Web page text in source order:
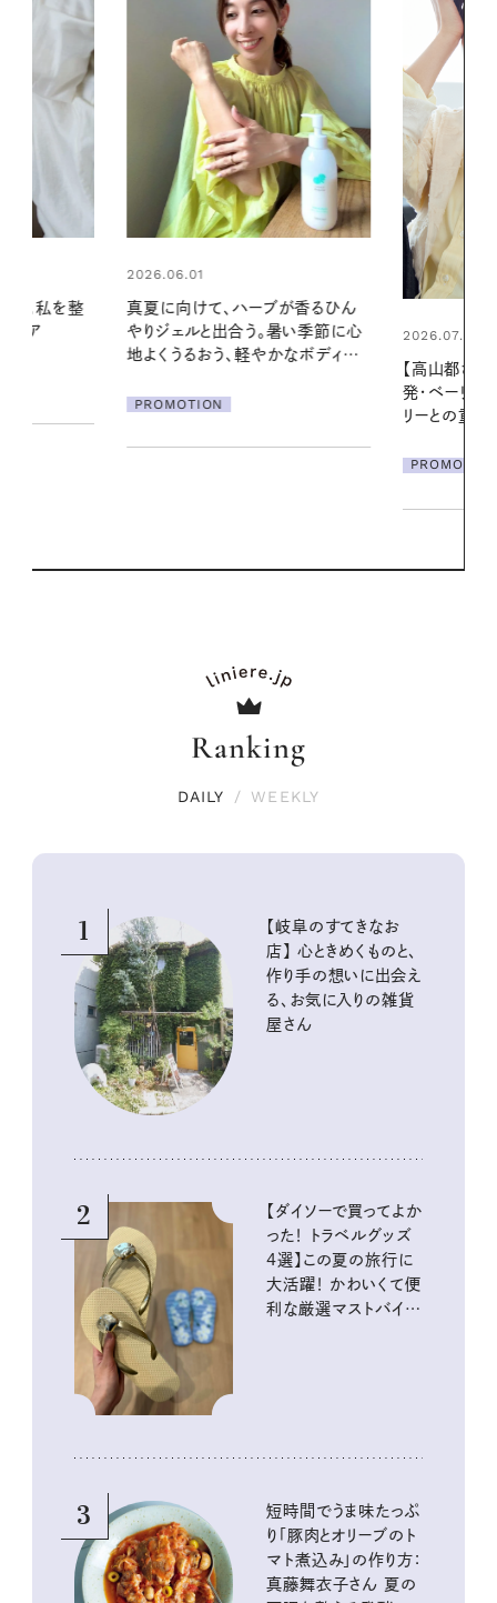
が香るひん
い季節に心
2026.07.21
リーとの重ねづけも素敵な大人の
2026.06.01
の一日。汗ば
Ranking
DAILY / WEEKLY
1
【岐阜のすてきなお
店】 心ときめくものと、
作り手の想いに出会え
る、お気に入りの雑貨
屋さん
2
【ダイソーで買ってよか
った！ トラベルグッズ
4選】この夏の旅行に
大活躍！ かわいくて便
利な厳選マストバイア
3
短時間でうま味たっぷ
り「豚肉とオリーブのト
マト煮込み」の作り方：
真藤舞衣子さん 夏の